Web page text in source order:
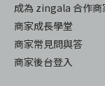
成為 zingala 合作商
商家成長學堂
商家常見問與答
商家後台登入